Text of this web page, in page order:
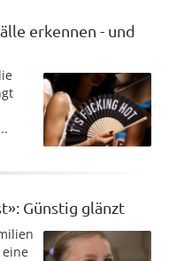
erkennen - und
Günstig glänzt